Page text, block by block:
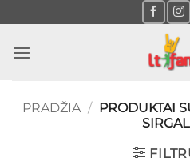
to
content
PRADŽIA / PRODUKTAI